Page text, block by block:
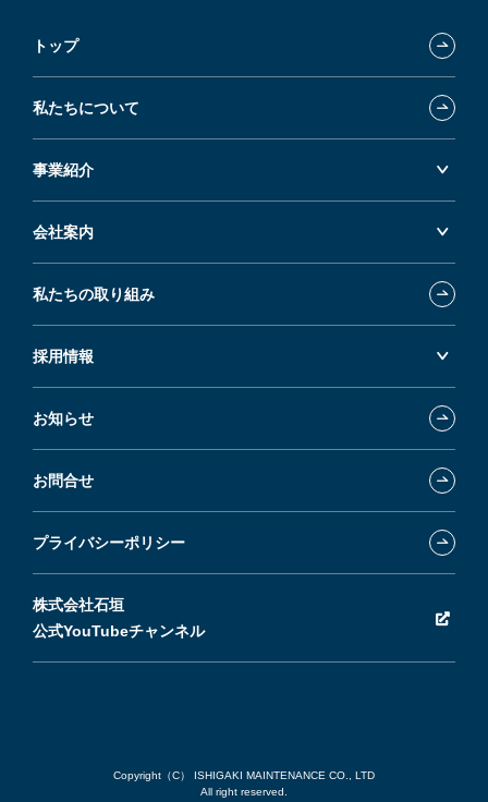
トップ
私たちについて
事業紹介
会社案内
私たちの取り組み
採用情報
お知らせ
お問合せ
プライバシーポリシー
株式会社石垣
公式YouTubeチャンネル
Copyright（C） ISHIGAKI MAINTENANCE CO., LTD
All right reserved.